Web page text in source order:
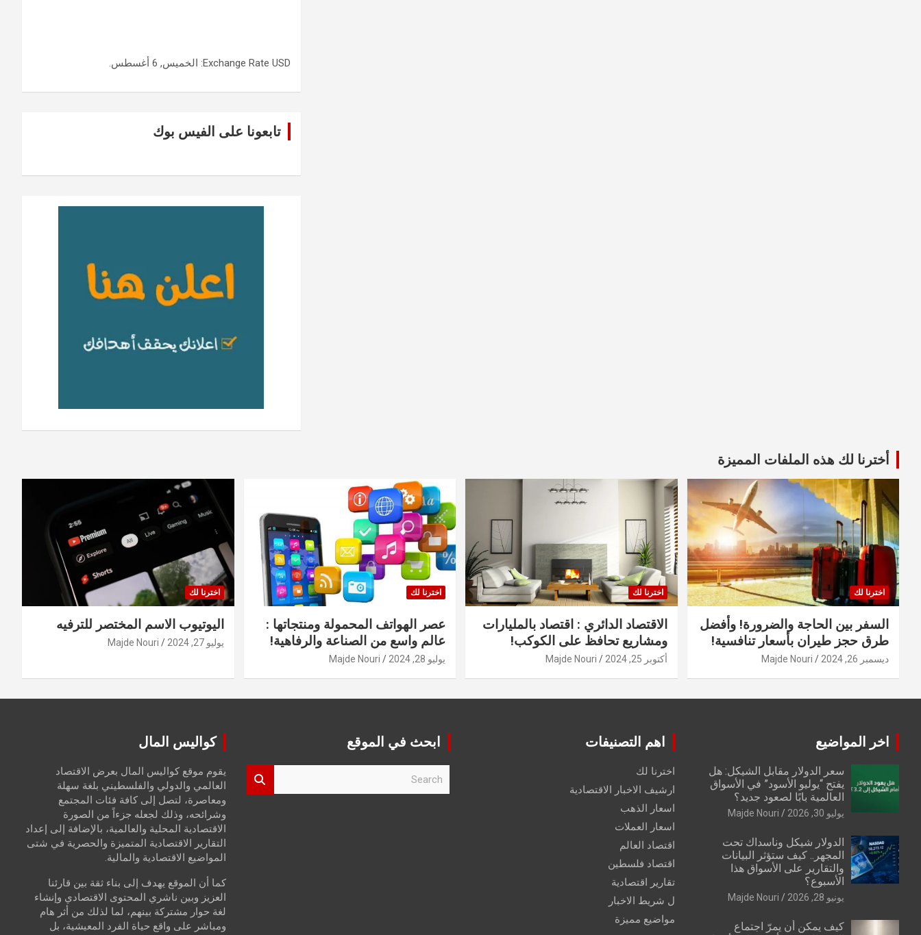
Exchange Rate USD : الخميس, 6 أغسطس.
تابعونا على الفيس بوك
أخترنا لك هذه الملفات المميزة
اخترنا لك
السفر بين الحاجة والضرورة! وأفضل
طرق حجز طيران بأسعار تنافسية!
ديسمبر 26, 2024 Majde Nouri
اخترنا لك
الاقتصاد الدائري : اقتصاد بالمليارات
ومشاريع تحافظ على الكوكب!
أكتوبر 25, 2024 Majde Nouri
اخترنا لك
عصر الهواتف المحمولة ومنتجاتها :
عالم واسع من الصناعة والرفاهية!
يوليو 28, 2024 Majde Nouri
اخترنا لك
اليوتيوب الاسم المختصر للترفيه
يوليو 27, 2024 Majde Nouri
اخر المواضيع
سعر الدولار مقابل الشيكل: هل
يفتح “يوليو الأسود” في الأسواق
العالمية بابًا لصعود جديد؟
يوليو 30, 2026 Majde Nouri
الدولار شيكل وناسداك تحت
المجهر.. كيف ستؤثر البيانات
والتقارير على الأسواق هذا
الأسبوع؟
يونيو 28, 2026 Majde Nouri
كيف يمكن أن يمرّ اجتماع
اهم التصنيفات
اخترنا لك
ارشيف الاخبار الاقتصادية
اسعار الذهب
اسعار العملات
اقتصاد العالم
اقتصاد فلسطين
تقارير اقتصادية
ل شريط الاخبار
مواضيع مميزة
ابحث في الموقع كواليس المال
يقوم موقع كواليس المال بعرض الاقتصاد
العالمي والدولي والفلسطيني بلغة سهلة
ومعاصرة، لتصل إلى كافة فئات المجتمع
وشرائحه، وذلك لجعله جزءاً من الصورة
الاقتصادية المحلية والعالمية، بالإضافة إلى إعداد
التقارير الاقتصادية المتميزة والحصرية في شتى
المواضيع الاقتصادية والمالية.
كما أن الموقع يهدف إلى بناء ثقة بين قارئنا
العزيز وبين ناشري المحتوى الاقتصادي وإنشاء
لغة حوار مشتركة بينهم، لما لذلك من أثر هام
ومباشر على واقع حياة الفرد المعيشية، بل